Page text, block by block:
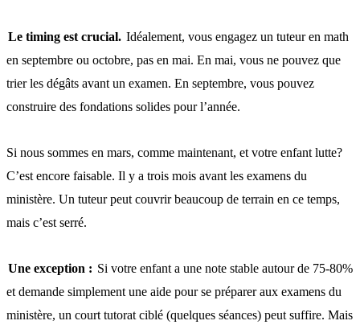
Le timing est crucial. Idéalement, vous engagez un tuteur en math
en septembre ou octobre, pas en mai. En mai, vous ne pouvez que
trier les dégâts avant un examen. En septembre, vous pouvez
construire des fondations solides pour l’année.
Si nous sommes en mars, comme maintenant, et votre enfant lutte?
C’est encore faisable. Il y a trois mois avant les examens du
ministère. Un tuteur peut couvrir beaucoup de terrain en ce temps,
mais c’est serré.
Une exception : Si votre enfant a une note stable autour de 75-80%
et demande simplement une aide pour se préparer aux examens du
ministère, un court tutorat ciblé (quelques séances) peut suffire. Mais